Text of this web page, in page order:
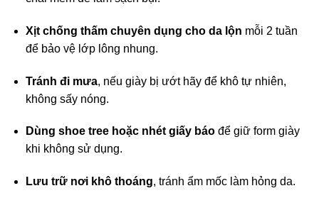
Xịt chống thấm chuyên dụng cho da lộn mỗi 2 tuần
để bảo vệ lớp lông nhung.
Tránh đi mưa, nếu giày bị ướt hãy để khô tự nhiên,
không sấy nóng.
Dùng shoe tree hoặc nhét giấy báođể giữ form giày
khi không sử dụng.
Lưu trữ nơi khô thoáng, tránh ẩm mốc làm hỏng da.